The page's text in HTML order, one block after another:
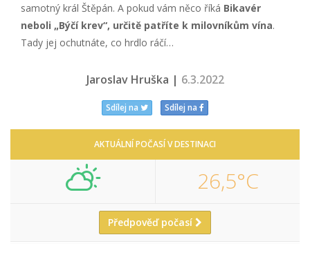
samotný král Štěpán. A pokud vám něco říká Bikavér
neboli „Býčí krev“, určitě patříte k milovníkům vína.
Tady jej ochutnáte, co hrdlo ráčí…
Jaroslav Hruška | 6.3.2022
Sdílej na Sdílej na
AKTUÁLNÍ POČASÍ V DESTINACI
26,5°C
Předpověď počasí